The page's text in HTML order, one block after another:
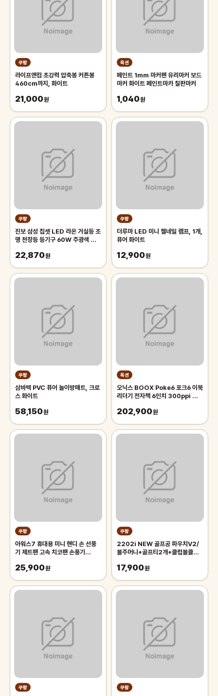
쿠팡
라이프앤컴 초강력 압축봉 커튼봉
460cm까지, 화이트
21,000원
옥션
페인트 1mm 마커펜 유리마커 보드
마커 화이트 페인트마카 칠판마커
1,040원
쿠팡
진보 삼성 칩셋 LED 라온 거실등 조
명 천장등 등기구 60W 주광색 플리
22,870원
쿠팡
더루마 LED 미니 젤네일 램프, 1개,
퓨어 화이트
12,900원
쿠팡
삼바텍 PVC 퓨어 놀이방매트, 크로
스 화이트
58,150원
옥션
오닉스 BOOX Poke6 포크6 이북
리더기 전자책 6인치 300ppi 학습
202,900원
쿠팡
아워스7 휴대용 미니 핸디 손 선풍
기 제트팬 고속 치코팬 손풍기
(OFN1A1SW)
25,900원
쿠팡
2202i NEW 골프공 파우치V2/
볼주머니+골프티2개+클럽볼클리
17,900원
쿠팡 쿠팡